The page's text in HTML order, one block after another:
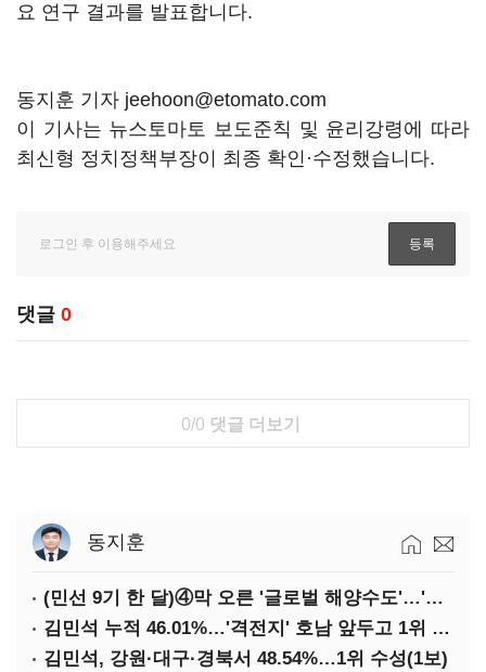
요 연구 결과를 발표합니다.
동지훈 기자 jeehoon@etomato.com
이 기사는 뉴스토마토 보도준칙 및 윤리강령에 따라
최신형 정치정책부장이 최종 확인·수정했습니다.
댓글 0
0/0 댓글 더보기
동지훈
(민선 9기 한 달)④막 오른 '글로벌 해양수도'…'전재수 리더십' 시험대
김민석 누적 46.01%…'격전지' 호남 앞두고 1위 지켰다(2보)
김민석, 강원·대구·경북서 48.54%…1위 수성(1보)